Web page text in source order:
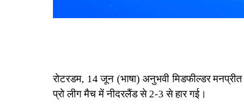
रोटरडम, 14 जून (भाषा) अनुभवी मिडफील्डर
प्रो लीग मैच में नीदरलैंड से 2-3 से हार गई।